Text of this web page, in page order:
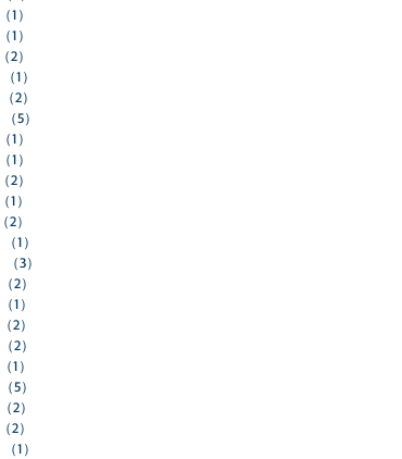
（1）
（1）
（2）
（1）
（2）
（5）
（1）
（1）
（2）
（1）
（2）
（1）
（3）
（2）
（1）
（2）
（2）
（1）
（5）
（2）
（2）
（1）